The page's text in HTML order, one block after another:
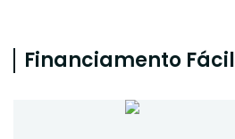
Financiamento Fácil